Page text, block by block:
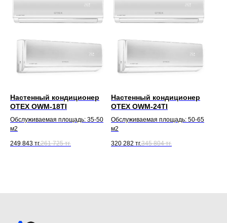
Настенный кондиционер
OTEX OWM-18TI
Обслуживаемая площадь: 35-50
м2
249 843 тг.261 725 тг.
Настенный кондиционер
OTEX OWM-24TI
Обслуживаемая площадь: 50-65
м2
320 282 тг.345 804 тг.